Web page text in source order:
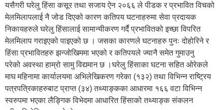
यसैगरी घरेलु हिंसा कसूर तथा सजाय ऐन २०६६ ले पीडक र प्रभावित विचको
मेलमिलापलाई नै जोड दिएको कारण कतिपय घटनाहरुमा सेवा प्रदायक
निकायहरुले घरेलु हिंसालाई सामान्यीकरण गर्दै प्रभावितको इच्छा विपरित
मेलमिलाप गराइएको पाइएको छ । जसका कारणले घटनाहरु पुनः दोहोरिने र
हिंसा प्रभावितहरु झन्जोखिममा भएको र कतिपयले ज्यानै समेत गुमाउनु
परेको अवस्था हाम्रो सामु विद्यमान छ ।घरेलु हिंसाका घटना सहित ओरेकले
माघ महिनामा कार्यालयमा अभिलेखिकरण गरेका (१३२) तथा विभिन्न राष्ट्रिय
पत्रपत्रिकाहरुबाट प्राप्त (३४) तथ्याङ्कका आधारमा १६६ वटा विभिन्न
स्वरुपमा भएका लैङ्गिक विभेदमा आधारित हिंसाको तथ्याङ्क संकलन